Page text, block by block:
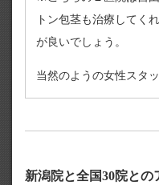
トン包茎も治療してく
が良いでしょう。
当然のようの女性スタ
新潟院と全国30院との